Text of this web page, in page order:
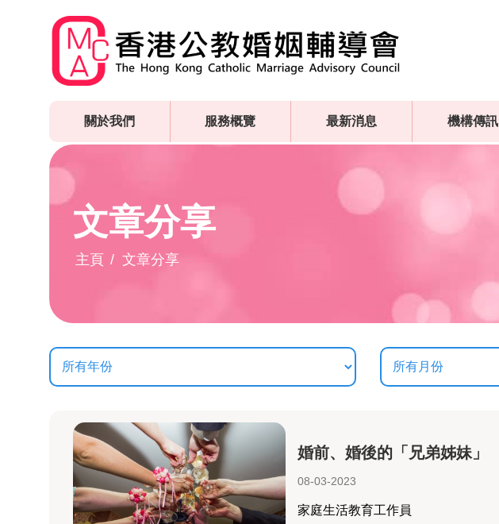
關於我們 服務概覽 最新消息 機構傳訊
文章分享
主頁 文章分享
婚前、婚後的「兄弟姊妹」
08-03-2023
家庭生活教育工作員